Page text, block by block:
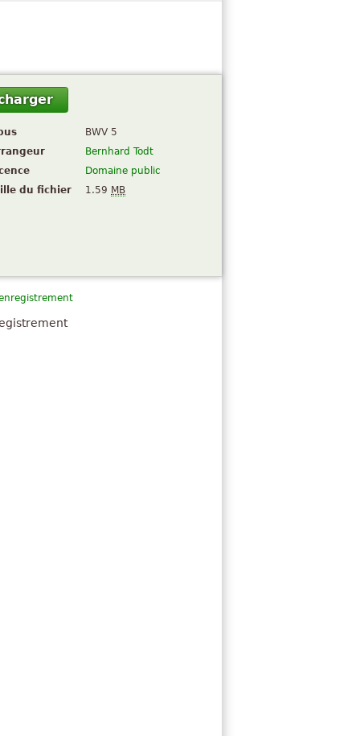
BWV 5
Bernhard Todt
Domaine public
du fichier
1.59 MB